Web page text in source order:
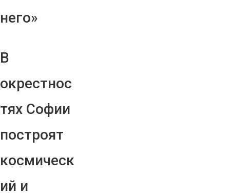
него»
В
окрестнос
тях Софии
построят
космическ
ий и